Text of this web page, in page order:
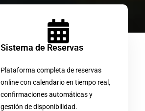
Sistema de Reservas
Plataforma completa de reservas
online con calendario en tiempo real,
confirmaciones automáticas y
gestión de disponibilidad.